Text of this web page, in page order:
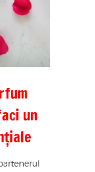
un